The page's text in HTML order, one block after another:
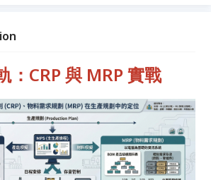
：CRP 與 MRP 實戰